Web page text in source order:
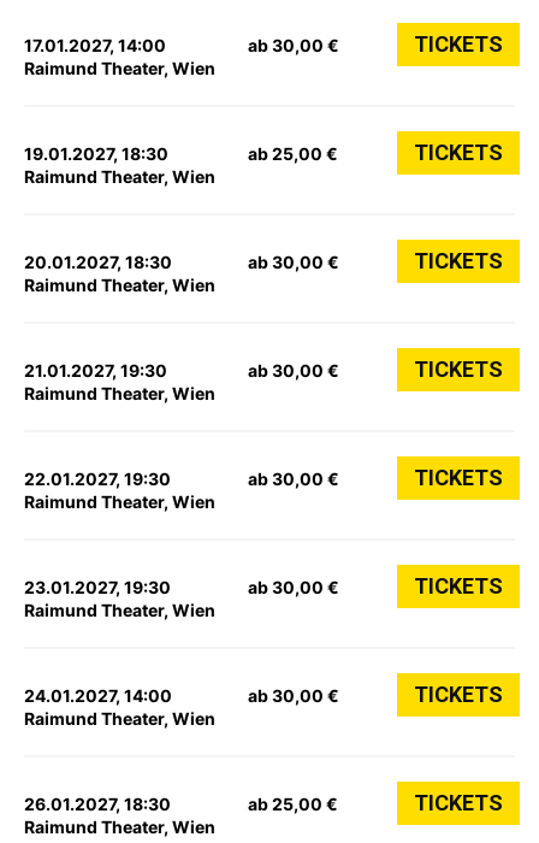
17.01.2027, 14:00
Raimund Theater, Wien
ab 30,00 € TICKETS
19.01.2027, 18:30
Raimund Theater, Wien
ab 25,00 € TICKETS
20.01.2027, 18:30
Raimund Theater, Wien
ab 30,00 € TICKETS
21.01.2027, 19:30
Raimund Theater, Wien
ab 30,00 € TICKETS
22.01.2027, 19:30
Raimund Theater, Wien
ab 30,00 € TICKETS
23.01.2027, 19:30
Raimund Theater, Wien
ab 30,00 € TICKETS
24.01.2027, 14:00
Raimund Theater, Wien
ab 30,00 € TICKETS
26.01.2027, 18:30
Raimund Theater, Wien
ab 25,00 € TICKETS